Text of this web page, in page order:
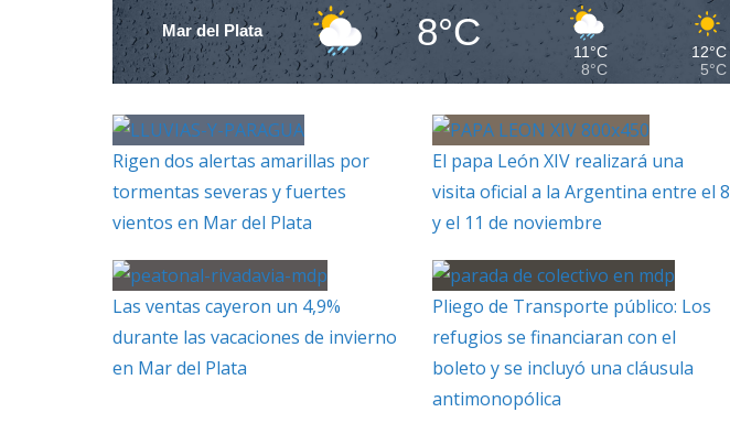
Mar del Plata 8°C
11°C
8°C
12°C
5°C
Rigen dos alertas amarillas por
tormentas severas y fuertes
vientos en Mar del Plata
El papa León XIV realizará una
visita oficial a la Argentina entre el 8
y el 11 de noviembre
Las ventas cayeron un 4,9%
durante las vacaciones de invierno
en Mar del Plata
Pliego de Transporte público: Los
refugios se financiaran con el
boleto y se incluyó una cláusula
antimonopólica